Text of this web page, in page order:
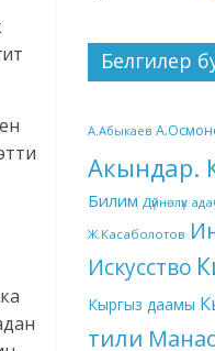
Белгилер
А.Абыкаев
Акындар.
Билим Дүйнөлүк
Ж.Касаболотов
Искусство
Кыргыз даамы
тили Манас